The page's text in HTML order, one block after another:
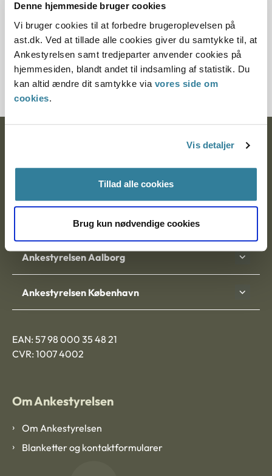
Denne hjemmeside bruger cookies
Vi bruger cookies til at forbedre brugeroplevelsen på
ast.dk. Ved at tillade alle cookies giver du samtykke til, at
Ankestyrelsen samt tredjeparter anvender cookies på
hjemmesiden, blandt andet til indsamling af statistik. Du
kan altid ændre dit samtykke via vores side om
cookies.
Vis detaljer
Tillad alle cookies
Brug kun nødvendige cookies
Paragraf
Journalnummer
2000071-09
Postadresse:
9000 Aalborg
Ankestyrelsen Aalborg
Ankestyrelsen København
EAN: 57 98 000 35 48 21
CVR: 1007 4002
Om Ankestyrelsen
Om Ankestyrelsen
Blanketter og kontaktformularer